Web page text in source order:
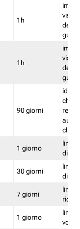
1h
della
1h
della
90 giorni
che
rete
clienti
1 giorno
limita
di
30 giorni
limita
di
7 giorni
limita
1 giorno
limita